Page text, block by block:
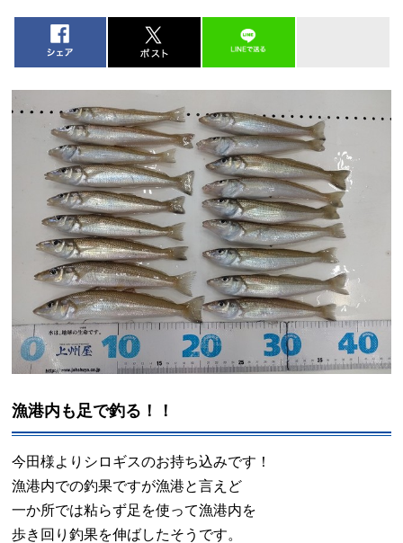
漁港内も足で釣る！！
今田様よりシロギスのお持ち込みです！
漁港内での釣果ですが漁港と言えど
一か所では粘らず足を使って漁港内を
歩き回り釣果を伸ばしたそうです。